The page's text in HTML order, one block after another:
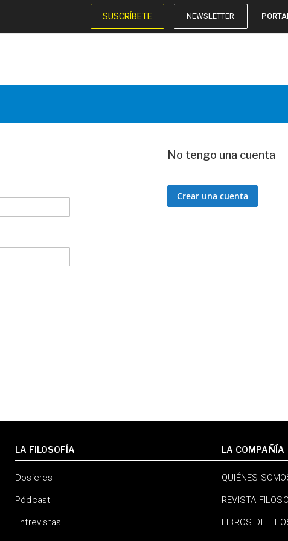
SUSCRÍBETE NEWSLETTER
No tengo una cuenta
Crear una cuenta
LA FILOSOFÍA
Dosieres
Pódcast
Entrevistas
LA COMPAÑÍA
QUIÉNES
REVISTA
LIBROS DE